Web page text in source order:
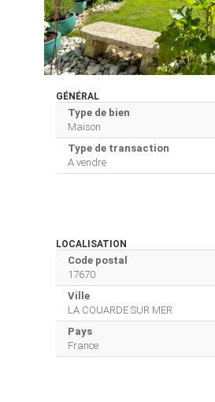
GÉNÉRAL
Type de bien
Maison
Type de transaction
A vendre
LOCALISATION
Code postal
17670
Ville
LA COUARDE SUR MER
Pays
France